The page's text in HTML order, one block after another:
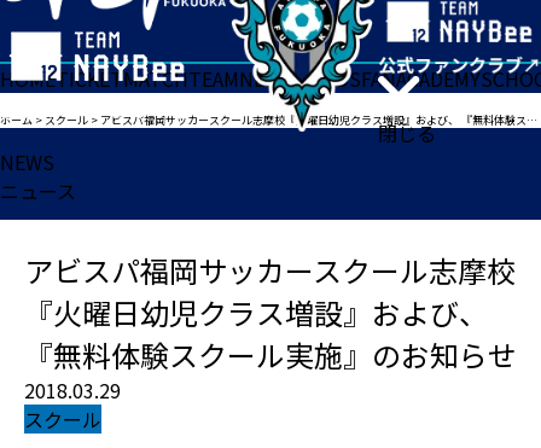
閉じる
HOMETICKETMATCHTEAMNEWSGOODSFANACADEMY
ホーム > スクール > アビスパ福岡サッカースクール志摩校『火曜日幼児クラス増設』および、 『無料体験スクール実施』のお知らせ
NEWS
ニュース
アビスパ福岡サッカースクール志摩校
『火曜日幼児クラス増設』および、
『無料体験スクール実施』のお知らせ
2018.03.29
スクール